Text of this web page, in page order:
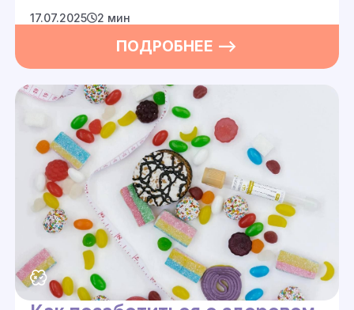
ПОДРОБНЕЕ —>
17.07.2025 2 мин